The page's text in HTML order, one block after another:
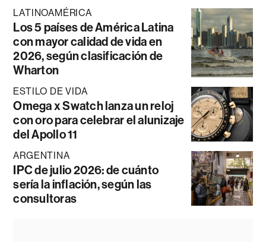
LATINOAMÉRICA
Los 5 países de América Latina
con mayor calidad de vida en
2026, según clasificación de
Wharton
ESTILO DE VIDA
Omega x Swatch lanza un reloj
con oro para celebrar el alunizaje
del Apollo 11
ARGENTINA
IPC de julio 2026: de cuánto
sería la inflación, según las
consultoras